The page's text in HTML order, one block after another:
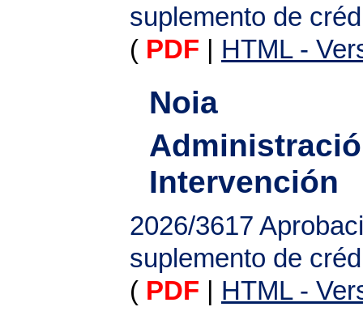
suplemento de
( PDF HTML -
Noia
Intervención
2026/3617
suplemento de
( PDF HTML -